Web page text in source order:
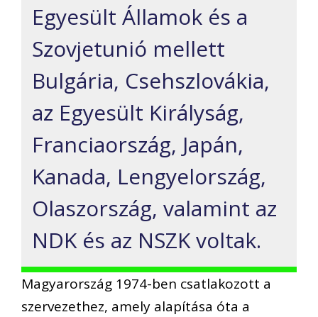
Egyesült Államok és a
Szovjetunió mellett
Bulgária, Csehszlovákia,
az Egyesült Királyság,
Franciaország, Japán,
Kanada, Lengyelország,
Olaszország, valamint az
NDK és az NSZK voltak.
Magyarország 1974-ben csatlakozott a
szervezethez, amely alapítása óta a